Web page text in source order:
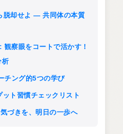
脱却せよ ― 共同体の本質
察眼をコートで活かす！
析
ング的5つの学び
ト習慣チェックリスト
づきを、明日の一歩へ